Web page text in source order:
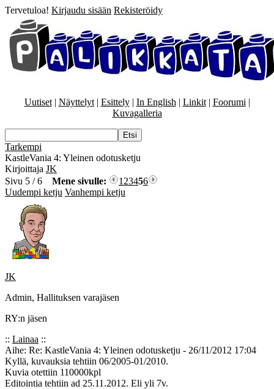
Tervetuloa! Kirjaudu sisään Rekisteröidy
Uutiset| Näyttelyt| Esittely| In English | Linkit| Foorumi |
Kuvagalleria
Tarkempi
KastleVania 4: Yleinen odotusketju
Kirjoittaja JK
Sivu 5 / 6 Mene sivulle: 1 23456
Uudempi ketju Vanhempi ketju
JK
Admin, Hallituksen varajäsen
RY:n jäsen
:: Lainaa ::
Aihe: Re: KastleVania 4: Yleinen odotusketju - 26/11/2012 17:04
Kyllä, kuvauksia tehtiin 06/2005-01/2010.
Kuvia otettiin 110000kpl
Editointia tehtiin ad 25.11.2012. Eli yli 7v.